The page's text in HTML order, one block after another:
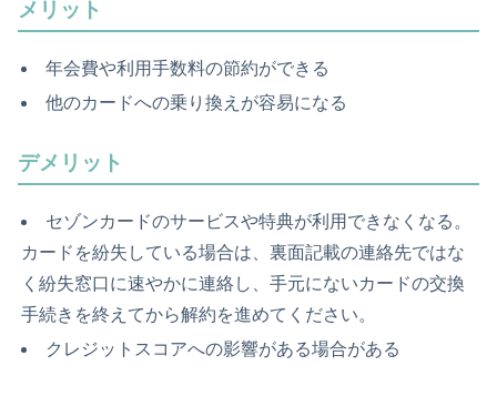
メリット
年会費や利用手数料の節約ができる
他のカードへの乗り換えが容易になる
デメリット
セゾンカードのサービスや特典が利用できなくなる。
カードを紛失している場合は、裏面記載の連絡先ではな
く紛失窓口に速やかに連絡し、手元にないカードの交換
手続きを終えてから解約を進めてください。
クレジットスコアへの影響がある場合がある